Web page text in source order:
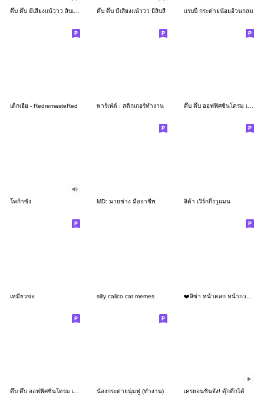
ดึ๊บ ดึ๊บ มีเสียงแน้ววว ยี่สิบสี่ แรบบี้ กระต่ายน้อยอ้วนกลม
เด็กเฮีย - RedremasteRed พาร์เฟ่ต์ : สติกเกอร์ทำงาน ดึ๊บ ดึ๊บ ออฟฟิศซินโดรม เจ็ด
โพก้าซัง MD: นายช่าง มืออาชีพ ลิต้า เวิร์กกิ้งวูแมน
เหมียวขอ silly calico cat memes
ดึ๊บ ดึ๊บ ออฟฟิศซินโดรม เก้า น้องกระต่ายนุ่มฟู (ทำงาน) เครยอนชินจัง! ดุ๊กดิ๊กได้